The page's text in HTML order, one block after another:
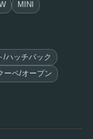
MINI
/ハッチバック
ーペ/オープン